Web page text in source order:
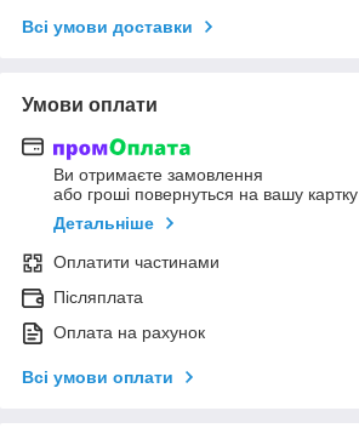
Всі умови доставки
Умови оплати
Ви отримаєте замовлення
або гроші повернуться на вашу картку
Детальніше
Оплатити частинами
Післяплата
Оплата на рахунок
Всі умови оплати